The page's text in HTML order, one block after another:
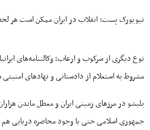
نیویورک پست: انقلاب در ایران ممکن است هر
نوع دیگری از سرکوب و ارعاب؛ وکالتنامه‌های
مشروط به استعلام از دادستانی و نهادهای
بلبشو در مرزهای زمینی ایران و معطل ماندن
جمهوری اسلامی حتی با وجود محاصره دریایی